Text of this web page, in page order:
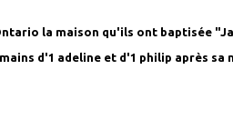
la maison qu'ils ont baptisée
d'1 adeline et d'1 philip après sa